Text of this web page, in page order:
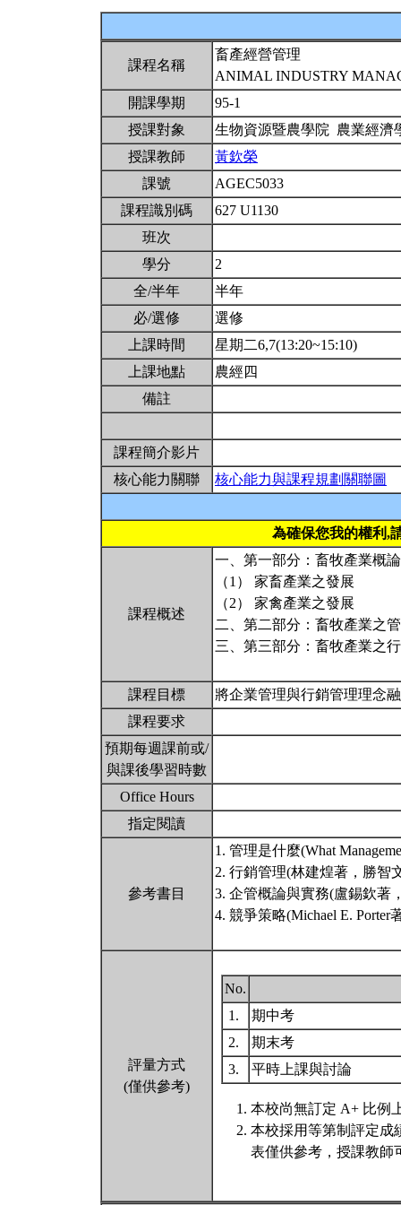
課程名稱
畜產經營管理
ANIMAL INDUSTRY
開課學期
95-1
授課對象
生物資源暨農學院 農業經
授課教師
黃欽榮
課號
AGEC5033
課程識別碼
627 U1130
班次
學分
2
全/半年
半年
必/選修
選修
上課時間
星期二6,7(13:20~15:10)
上課地點
農經四
備註
課程簡介影片
核心能力關聯
核心能力與課程規劃關聯圖
為確保您我的權利,
課程概述
一、第一部分：畜牧產業概論
（1） 家畜產業之發展
（2） 家禽產業之發展
二、第二部分：畜牧產業之
三、第三部分：畜牧產業之
課程目標
將企業管理與行銷管理理念
課程要求
預期每週課前或/
與課後學習時數
Office Hours
指定閱讀
參考書目
1. 管理是什麼(What
2. 行銷管理(林建煌著，勝智
3. 企管概論與實務(盧錫欽著
4. 競爭策略(Michael E.
評量方式
(僅供參考)
No.
1.
期中考
2.
期末考
3.
平時上課與討論
本校尚無訂定 A+ 比例
本校採用等第制評定成
表僅供參考，授課教師